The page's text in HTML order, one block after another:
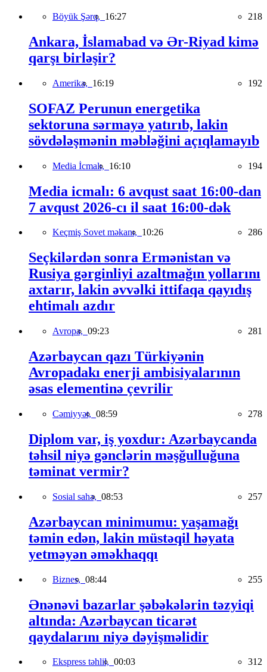
Böyük Şərq, 16:27 218
Ankara, İslamabad və Ər-Riyad kimə
qarşı birləşir?
Amerika, 16:19 192
SOFAZ Perunun energetika
sektoruna sərmayə yatırıb, lakin
sövdələşmənin məbləğini açıqlamayıb
Media İcmalı, 16:10 194
Media icmalı: 6 avqust saat 16:00-dan
7 avqust 2026-cı il saat 16:00-dək
Keçmiş Sovet məkanı, 10:26 286
Seçkilərdən sonra Ermənistan və
Rusiya gərginliyi azaltmağın yollarını
axtarır, lakin əvvəlki ittifaqa qayıdış
ehtimalı azdır
Avropa, 09:23 281
Azərbaycan qazı Türkiyənin
Avropadakı enerji ambisiyalarının
əsas elementinə çevrilir
Cəmiyyət, 08:59 278
Diplom var, iş yoxdur: Azərbaycanda
təhsil niyə gənclərin məşğulluğuna
təminat vermir?
Sosial sahə, 08:53 257
Azərbaycan minimumu: yaşamağı
təmin edən, lakin müstəqil həyata
yetməyən əməkhaqqı
Biznes, 08:44 255
Ənənəvi bazarlar şəbəkələrin təzyiqi
altında: Azərbaycan ticarət
qaydalarını niyə dəyişməlidir
Ekspress təhlil, 00:03 312